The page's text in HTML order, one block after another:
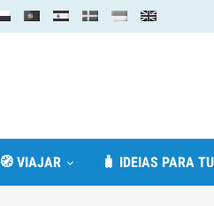
🧭 VIAJAR 🧳 IDEIAS PARA